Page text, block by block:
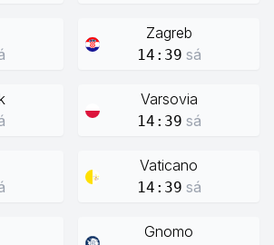
Zagreb
14:39 sá
Varsovia
14:39 sá
Vaticano
14:39 sá
Gnomo